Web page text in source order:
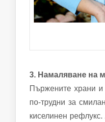
3. Намаляване на
Пържените храни и
по-трудни за
киселинен